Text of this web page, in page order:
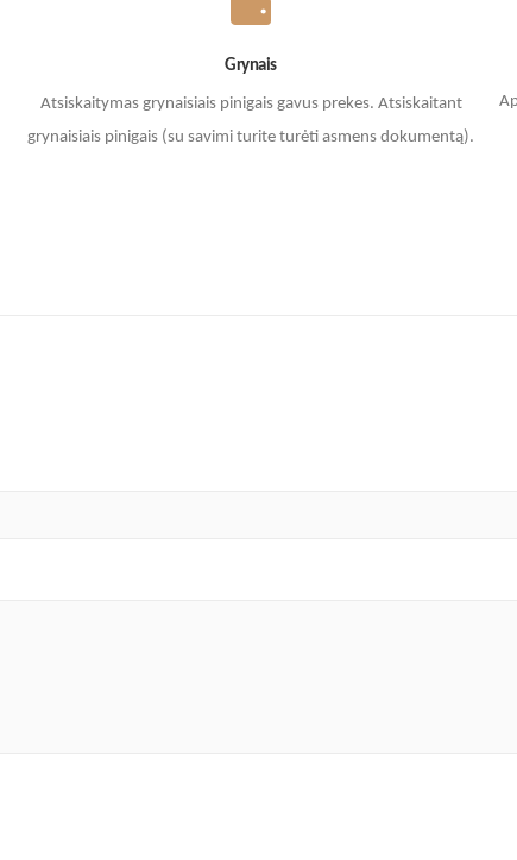
Grynais
Atsiskaitymas grynaisiais pinigais gavus prekes. Atsiskaitant
grynaisiais pinigais (su savimi turite turėti asmens dokumentą).